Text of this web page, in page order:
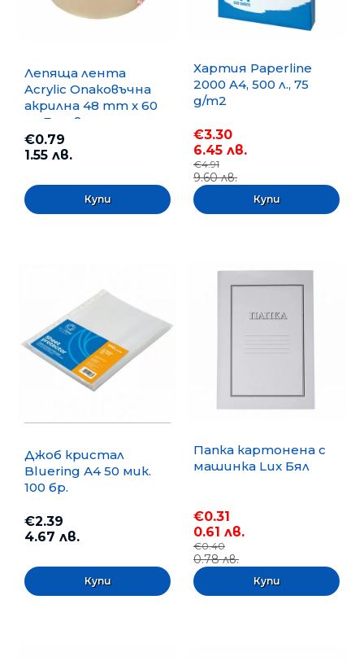
Лепяща лента
Acrylic Опаковъчна
акрилна 48 mm x 60
m, Безцветна
€0.79
1.55 лв.
Хартия Paperline
2000 A4, 500 л., 75
g/m2
€3.30
6.45 лв.
€4.91
9.60 лв.
Джоб кристал
Bluering А4 50 мик.
100 бр.
€2.39
4.67 лв.
Папка картонена с
машинка Lux Бял
€0.31
0.61 лв.
€0.40
0.78 лв.